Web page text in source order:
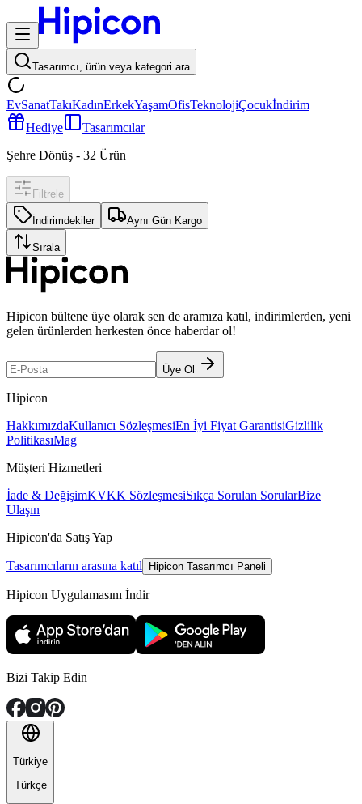
Tasarımcı, ürün veya kategori ara
EvSanatTakıKadınErkekYaşamOfisTeknolojiÇocukİndirim
Hediye
Tasarımcılar
Şehre Dönüş - 32 Ürün
Filtrele
İndirimdekiler Aynı Gün Kargo
Sırala
Hipicon bültene üye olarak sen de aramıza katıl, indirimlerden, yeni
gelen ürünlerden herkesten önce haberdar ol!
Üye Ol
Hipicon
HakkımızdaKullanıcı SözleşmesiEn İyi Fiyat GarantisiGizlilik
PolitikasıMag
Müşteri Hizmetleri
İade & DeğişimKVKK SözleşmesiSıkça Sorulan SorularBize
Ulaşın
Hipicon'da Satış Yap
Tasarımcıların arasına katıl Hipicon Tasarımcı Paneli
Hipicon Uygulamasını İndir
Bizi Takip Edin
Türkiye
Türkçe